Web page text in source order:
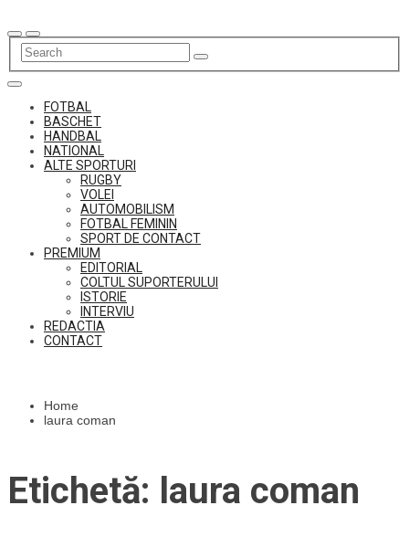
to
content
FOTBAL
BASCHET
HANDBAL
NATIONAL
ALTE SPORTURI
RUGBY
VOLEI
AUTOMOBILISM
FOTBAL FEMININ
SPORT DE CONTACT
PREMIUM
EDITORIAL
COLTUL SUPORTERULUI
ISTORIE
INTERVIU
REDACTIA
CONTACT
Home
laura coman
Etichetă: laura coman